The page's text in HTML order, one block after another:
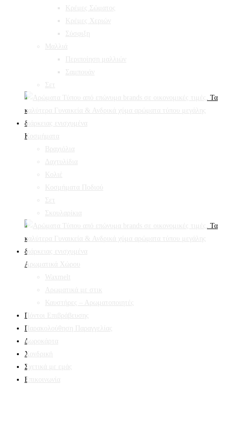
Κρέμες Σώματος
Κρέμες Χεριών
Σύσφιξη
Mαλλιά
Περιποίηση μαλλιών
Σαμπουάν
Σετ
Κοσμήματα
Βραχιόλια
Δαχτυλίδια
Κολιέ
Κοσμήματα Ποδιού
Σετ
Σκουλαρίκια
Αρωματικά Χώρου
Waxmelt
Αρωματικά με στικ
Καυστήρες – Αρωματοποιητές
Πόντοι Επιβράβευσης
Παρακολούθηση Παραγγελίας
Δωροκάρτα
Χονδρική
Σχετικά με εμάς
Επικοινωνία